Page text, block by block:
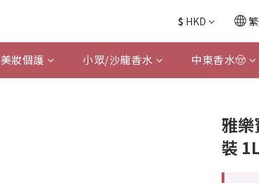
$ HKD
美妝個護 小眾/沙龍香水 中東香水🤠
雅樂
裝